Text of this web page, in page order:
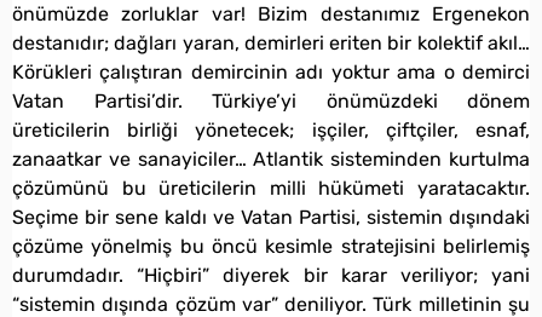
önümüzde zorluklar var! Bizim destanımız Ergenekon
destanıdır; dağları yaran, demirleri eriten bir kolektif akıl…
Körükleri çalıştıran demircinin adı yoktur ama o demirci
Vatan Partisi’dir. Türkiye’yi önümüzdeki dönem
üreticilerin birliği yönetecek; işçiler, çiftçiler, esnaf,
zanaatkar ve sanayiciler… Atlantik sisteminden kurtulma
çözümünü bu üreticilerin milli hükümeti yaratacaktır.
Seçime bir sene kaldı ve Vatan Partisi, sistemin dışındaki
çözüme yönelmiş bu öncü kesimle stratejisini belirlemiş
durumdadır. “Hiçbiri” diyerek bir karar veriliyor; yani
“sistemin dışında çözüm var” deniliyor. Türk milletinin şu